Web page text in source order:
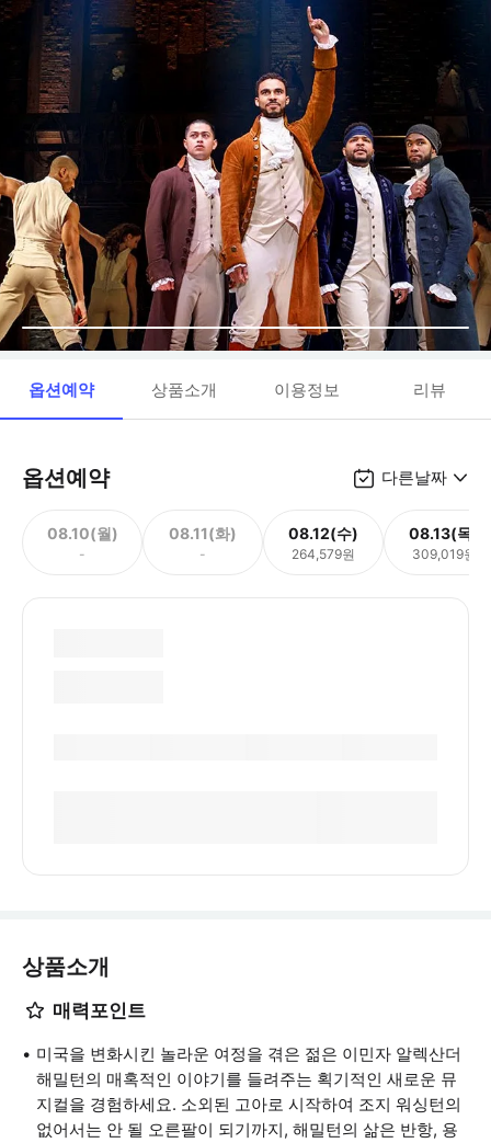
옵션예약 상품소개 이용정보 리뷰
옵션예약 다른날짜
08.10(월)
-
08.11(화)
-
08.12(수)
264,579원
08.13(목)
309,019원
상품소개
매력포인트
미국을 변화시킨 놀라운 여정을 겪은 젊은 이민자 알렉산더
해밀턴의 매혹적인 이야기를 들려주는 획기적인 새로운 뮤
지컬을 경험하세요. 소외된 고아로 시작하여 조지 워싱턴의
없어서는 안 될 오른팔이 되기까지, 해밀턴의 삶은 반항, 용